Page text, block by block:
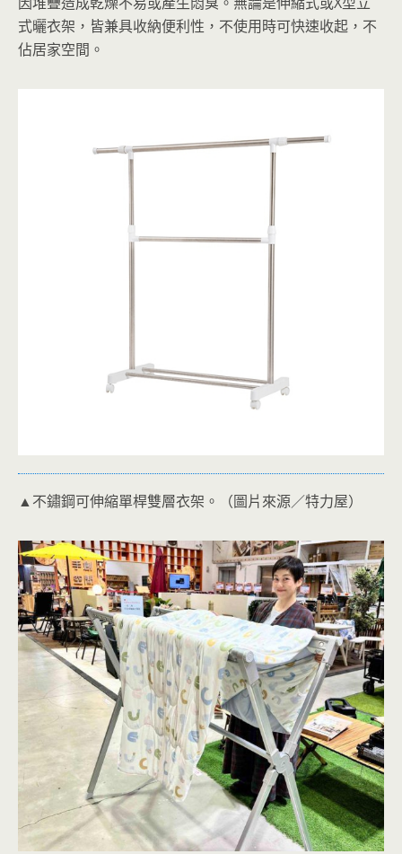
式曬衣架，皆兼具收納便利性，不使用時可快速收起，不
佔居家空間。
▲不鏽鋼可伸縮單桿雙層衣架。（圖片來源／特力屋）